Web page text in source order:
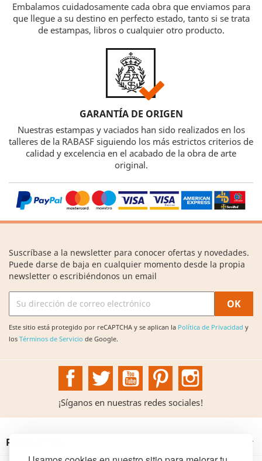
Embalamos cuidadosamente cada obra que enviamos para
que llegue a su destino en perfecto estado, tanto si se trata
de estampas, libros o cualquier otro producto.
GARANTÍA DE ORIGEN
Nuestras estampas y vaciados han sido realizados en los
talleres de la RABASF siguiendo los más estrictos criterios de
calidad y excelencia en el acabado de la obra de arte
original.
Suscríbase a la newsletter para conocer ofertas y novedades.
Puede darse de baja en cualquier momento desde la propia
newsletter o escribiéndonos un email
Este sitio está protegido por reCAPTCHA y se aplican la Política de Privacidad y
los Términos de Servicio de Google.
FacebookTwitter YouTubePinterest
¡Síganos en nuestras redes sociales!
PRODUCTOS 